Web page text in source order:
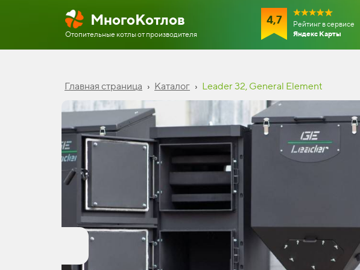
МногоКотлов
Отопительные котлы от производителя
4,7
Рейтинг в сервисе
Яндекс Карты
Главная страница › Каталог › Leader 32, General Element